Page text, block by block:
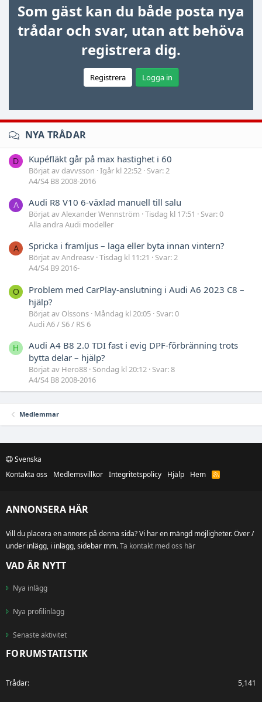
Som gäst kan du både posta nya
trådar och svar, utan att behöva
registrera dig.
Registrera Logga in
NYA TRÅDAR
D Kupéfläkt går på max hastighet i 60
Börjat av davvsson Igår kl 22:52 Svar: 2
A4/S4 B8 2008-2016
A Audi R8 V10 6-växlad manuell till salu
Börjat av Alexander Wennström Tisdag kl 17:51
Svar: 0
Alla andra Audi modeller
A Spricka i framljus – laga eller byta innan vintern?
Börjat av Andreasv Tisdag kl 11:21
Svar: 2
A4/S4 B9 2016-
O
Problem med CarPlay-anslutning i Audi A6 2023 C8 –
hjälp?
Börjat av Olssons Måndag kl 20:05 Svar: 0
Audi A6 / S6 / RS 6
H
Audi A4 B8 2.0 TDI fast i evig DPF-förbränning trots
bytta delar – hjälp?
Börjat av Hero88 Söndag kl 20:12 Svar: 8
A4/S4 B8 2008-2016
Medlemmar
Svenska
Kontakta oss
Medlemsvillkor Integritetspolicy Hjälp Hem
R
S
ANNONSERA HÄR
Vill du placera en annons på denna sida? Vi har en mängd möjligheter. Över /
under inlägg, i inlägg, sidebar mm.Ta kontakt med oss här
VAD ÄR NYTT
Nya inlägg
Nya profilinlägg
Senaste aktivitet
FORUMSTATISTIK
Trådar 5,141